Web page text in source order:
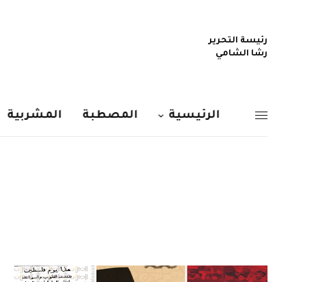
رئيسة التحرير
رشا الشامي
الرئيسية المصطبة المشربية